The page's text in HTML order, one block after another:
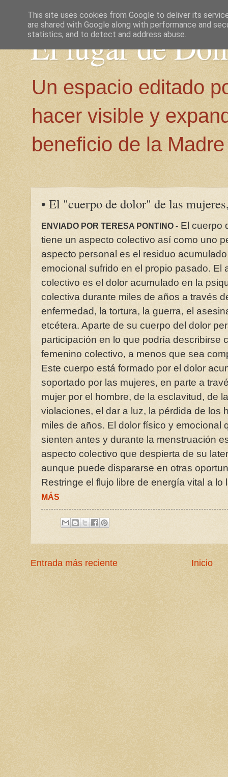
El lugar de
Un espacio editado
hacer visible y
beneficio de la
• El "cuerpo de dolor" de las
ENVIADO POR TERESA PONTINO - El cuerpo
tiene un aspecto colectivo así como uno
aspecto personal es el residuo
emocional sufrido en el propio pasado. El
colectivo es el dolor acumulado en la
colectiva durante miles de años a través
enfermedad, la tortura, la guerra, el
etcétera. Aparte de su cuerpo del dolor
participación en lo que podría describirse
femenino colectivo, a menos que sea
Este cuerpo está formado por el dolor
soportado por las mujeres, en parte a
mujer por el hombre, de la esclavitud, de
violaciones, el dar a luz, la pérdida de los
miles de años. El dolor físico y emocional
sienten antes y durante la menstruación
aspecto colectivo que despierta de su
aunque puede dispararse en otras
Restringe el flujo libre de energía vital a
MÁS
Entrada más reciente Inicio
This site uses cookies from Google to deliver its
are shared with Google along with performance and
statistics, and to detect and address abuse.